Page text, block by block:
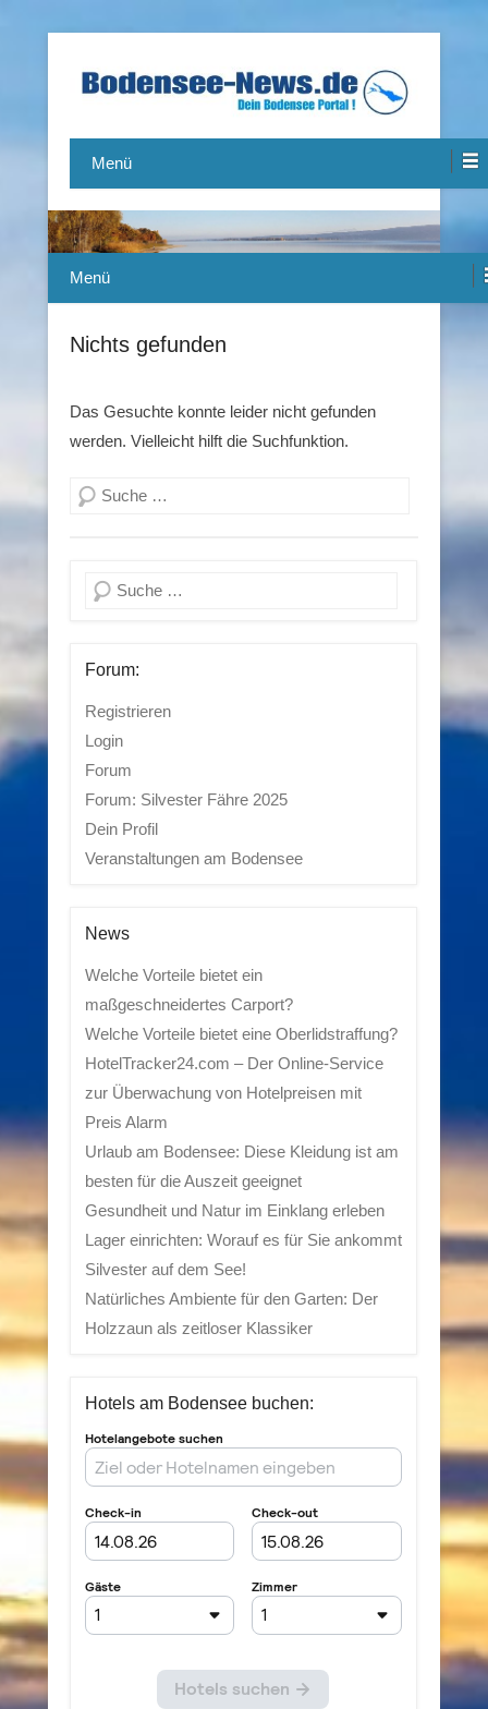
Bodensee-News.de
Menü
Menü
Nichts gefunden
Das Gesuchte konnte leider nicht gefunden
werden. Vielleicht hilft die Suchfunktion.
Suchen
Suchen
Forum:
Registrieren
Login
Forum
Forum: Silvester Fähre 2025
Dein Profil
Veranstaltungen am Bodensee
News
Welche Vorteile bietet ein
maßgeschneidertes Carport?
Welche Vorteile bietet eine Oberlidstraffung?
HotelTracker24.com – Der Online-Service
zur Überwachung von Hotelpreisen mit
Preis Alarm
Urlaub am Bodensee: Diese Kleidung ist am
besten für die Auszeit geeignet
Gesundheit und Natur im Einklang erleben
Lager einrichten: Worauf es für Sie ankommt
Silvester auf dem See!
Natürliches Ambiente für den Garten: Der
Holzzaun als zeitloser Klassiker
Hotels am Bodensee buchen: